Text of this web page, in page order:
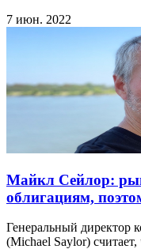
7 июн. 2022
Майкл Сейлор:
облигациям,
Генеральный директор
(Michael Saylor)